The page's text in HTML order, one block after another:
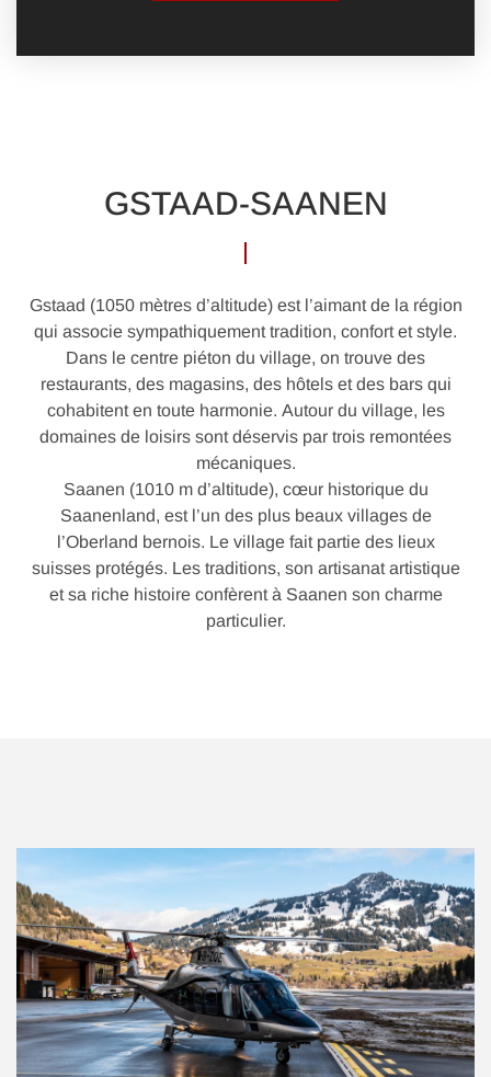
GSTAAD-SAANEN
Gstaad (1050 mètres d’altitude) est l’aimant de la région
qui associe sympathiquement tradition, confort et style.
Dans le centre piéton du village, on trouve des
restaurants, des magasins, des hôtels et des bars qui
cohabitent en toute harmonie. Autour du village, les
domaines de loisirs sont déservis par trois remontées
mécaniques.
Saanen (1010 m d’altitude), cœur historique du
Saanenland, est l’un des plus beaux villages de
l’Oberland bernois. Le village fait partie des lieux
suisses protégés. Les traditions, son artisanat artistique
et sa riche histoire confèrent à Saanen son charme
particulier.